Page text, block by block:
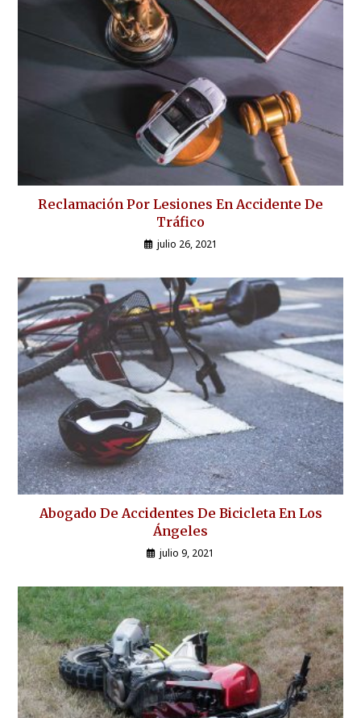
Reclamación Por Lesiones En Accidente De
Tráfico
julio 26, 2021
Abogado De Accidentes De Bicicleta En Los
Ángeles
julio 9, 2021